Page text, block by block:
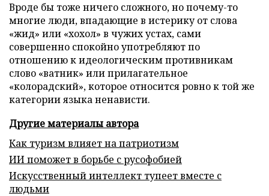
Вроде бы тоже ничего сложного, но почему-то
многие люди, впадающие в истерику от слова
«жид» или «хохол» в чужих устах, сами
совершенно спокойно употребляют по
отношению к идеологическим противникам
слово «ватник» или прилагательное
«колорадский», которое относится ровно к той же
категории языка ненависти.
Другие материалы автора
Как туризм влияет на патриотизм
ИИ поможет в борьбе с русофобией
Искусственный интеллект тупеет вместе с
людьми